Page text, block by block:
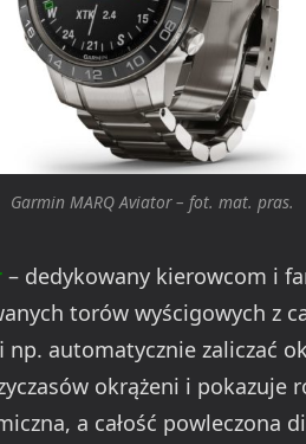
Garmin MARQ Aviator – fot. mat. pras.
– dedykowany kierowcom i
torów wyścigowych z
automatycznie zaliczać
okrążeni i pokazuje
a całość powleczona